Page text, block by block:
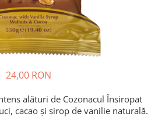
24,00 RON
alături de Cozonacul Însiropat
cacao și sirop de vanilie naturală.